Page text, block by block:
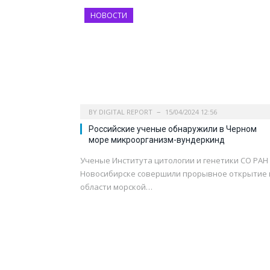
НОВОСТИ
BY DIGITAL REPORT 15/04/2024 12:56
Российские ученые обнаружили в Черном
море микроорганизм-вундеркинд
Ученые Института цитологии и генетики СО РАН
Новосибирске совершили прорывное открытие
области морской…